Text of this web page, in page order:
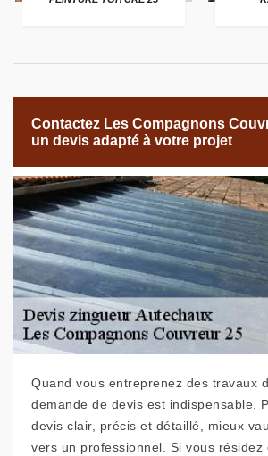
Contactez Les Compagnons
un devis adapté à votre projet
Quand vous entreprenez des travaux
demande de devis est indispensable.
devis clair, précis et détaillé, mieux
vers un professionnel. Si vous résidez